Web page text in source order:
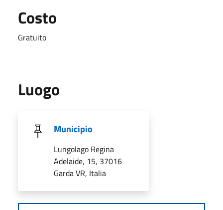
Costo
Gratuito
Luogo
Municipio
Lungolago Regina
Adelaide, 15, 37016
Garda VR, Italia